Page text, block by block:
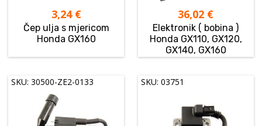
3,24 €
Čep ulja s mjericom
Honda GX160
36,02 €
Elektronik ( bobina )
Honda GX110, GX120,
GX140, GX160
SKU: 30500-ZE2-0133 SKU: 03751